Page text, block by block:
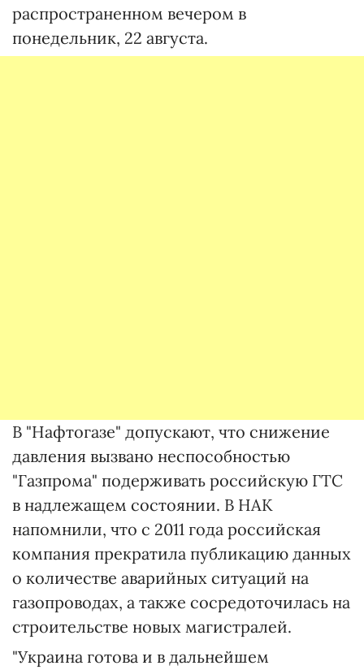
распространенном вечером в
понедельник, 22 августа.
В "Нафтогазе" допускают, что снижение
давления вызвано неспособностью
"Газпрома" подерживать российскую ГТС
в надлежащем состоянии. В НАК
напомнили, что с 2011 года российская
компания прекратила публикацию данных
о количестве аварийных ситуаций на
газопроводах, а также сосредоточилась на
строительстве новых магистралей.
"Украина готова и в дальнейшем